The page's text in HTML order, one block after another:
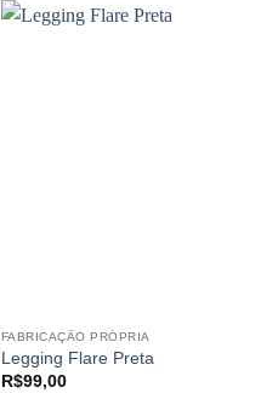
FABRICAÇÃO PRÓPRIA
Legging Flare Preta
R$99,00